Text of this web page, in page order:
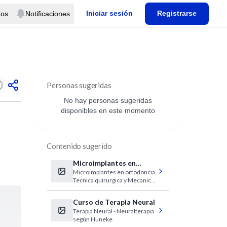
Notificaciones Iniciar sesión Registrarse
Personas sugeridas
No hay personas sugeridas
disponibles en este momento
Contenido sugerido
Microimplantes en
ortodoncia
Microimplantes en ortodoncia.
Tecnica quirurgica y Mecanica
Curso de Terapia Neural
Terapia Neural - Neuralterapia
según Huneke